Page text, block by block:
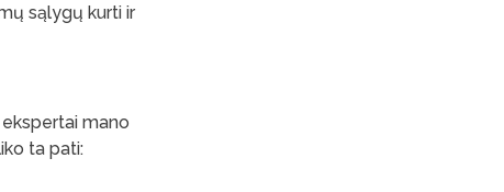
sąlygų kurti ir
mano
ta pati: